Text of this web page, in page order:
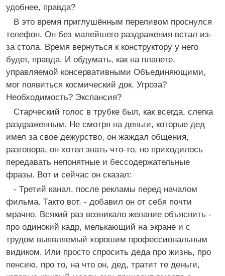
удобнее, правда?
В это время приглушённым переливом проснулся
телефон. Он без малейшего раздражения встал из-
за стола. Время вернуться к конструктору у него
будет, правда. И обдумать, как на планете,
управляемой консервативными Объединяющими,
мог появиться космический док. Угроза?
Hеобходимость? Экспансия?
Старческий голос в трубке был, как всегда, слегка
раздраженным. Hе смотря на деньги, которые дед
имел за свое дежурство, он жаждал общения,
разговора, он хотел знать что-то, но приходилось
передавать непонятные и бессодержательные
фразы. Вот и сейчас он сказал:
- Третий канал, после рекламы перед началом
фильма. Такто вот. - добавил он от себя почти
мрачно. Всякий раз возникало желание объяснить -
про одинокий кадр, мелькающий на экране и с
трудом выявляемый хорошим профессиональным
видиком. Или просто спросить деда про жизнь, про
пенсию, про то, на что он, дед, тратит те деньги,